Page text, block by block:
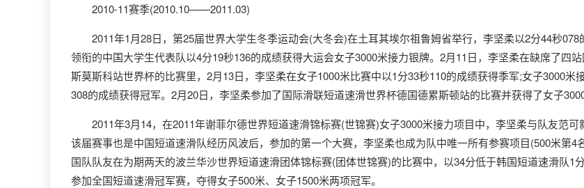
2010-11赛季(2010.10——2011.03)
2011年1月28日，第25届世界大学生冬季运动会(大冬会)在土耳其埃尔祖鲁姆省举行，李坚柔以2分44秒078
领衔的中国大学生代表队以4分19秒136的成绩获得大运会女子3000米接力银牌。2月11日，李坚柔在缺席了四
斯莫斯科站世界杯的比赛里，2月13日，李坚柔在女子1000米比赛中以1分33秒110的成绩获得季军;女子3000
308的成绩获得冠军。2月20日，李坚柔参加了国际滑联短道速滑世界杯德国德累斯顿站的比赛并获得了女子
2011年3月14，在2011年谢菲尔德世界短道速滑锦标赛(世锦赛)女子3000米接力项目中，李坚柔与队友范可
该届赛事也是中国短道速滑队经历风波后，参加的第一个大赛，李坚柔也成为队中唯一所有参赛项目(500米第
国队队友在为期两天的波兰华沙世界短道速滑团体锦标赛(团体世锦赛)的比赛中，以34分低于韩国短道速滑队1
参加全国短道速滑冠军赛，夺得女子500米、女子1500米两项冠军。